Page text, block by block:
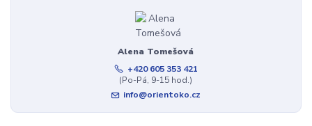
Alena Tomešová
+420 605 353 421
(Po-Pá, 9-15 hod.)
info@orientoko.cz